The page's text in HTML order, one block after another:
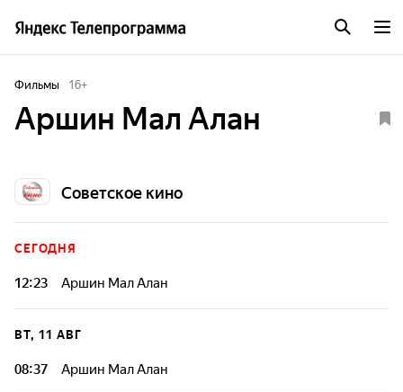
Фильмы 16+
Аршин Мал Алан
Советское кино
СЕГОДНЯ
12:23 Аршин Мал Алан
ВТ, 11 АВГ
08:37 Аршин Мал Алан